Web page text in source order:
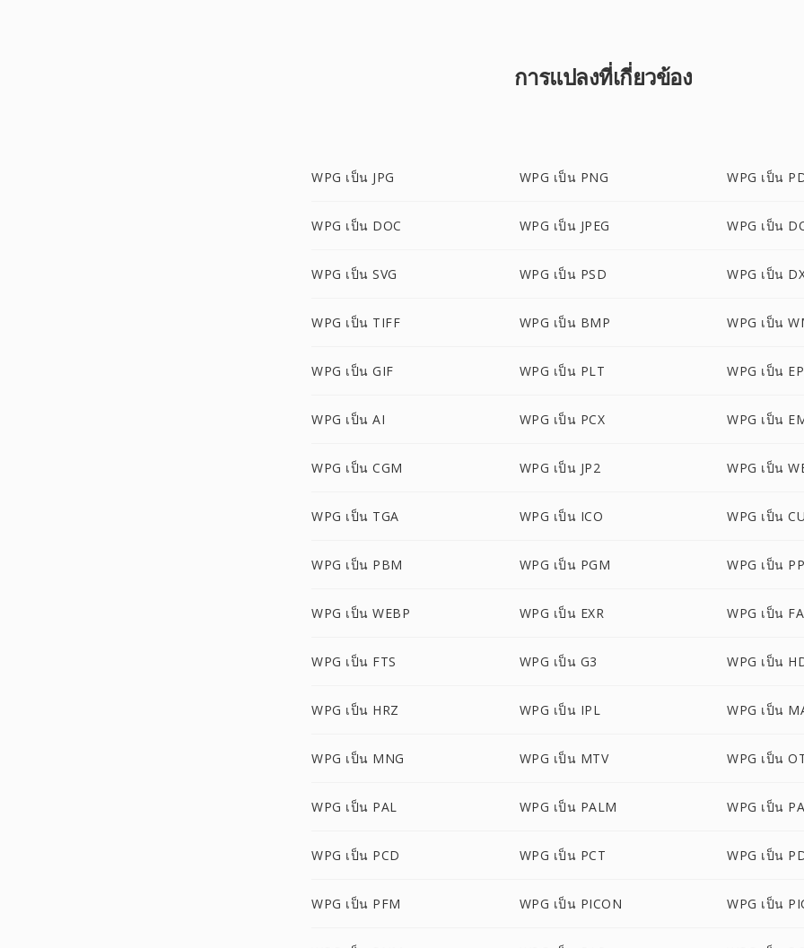
การแปลงที่เกี่ยวข้อง
WPG เป็น JPG WPG เป็น PNG WPG เป็น
WPG เป็น DOC WPG เป็น JPEG WPG เป็น
WPG เป็น SVG WPG เป็น PSD WPG เป็น
WPG เป็น TIFF WPG เป็น BMP WPG เป็น
WPG เป็น GIF WPG เป็น PLT WPG เป็น
WPG เป็น AI WPG เป็น PCX WPG เป็น
WPG เป็น CGM WPG เป็น JP2 WPG เป็น
WPG เป็น TGA WPG เป็น ICO WPG เป็น
WPG เป็น PBM WPG เป็น PGM WPG เป็น
WPG เป็น WEBP WPG เป็น EXR WPG เป็น
WPG เป็น FTS WPG เป็น G3 WPG เป็น
WPG เป็น HRZ WPG เป็น IPL WPG เป็น
WPG เป็น MNG WPG เป็น MTV WPG เป็น
WPG เป็น PAL WPG เป็น PALM WPG เป็น
WPG เป็น PCD WPG เป็น PCT WPG เป็น
WPG เป็น PFM WPG เป็น PICON WPG เป็น